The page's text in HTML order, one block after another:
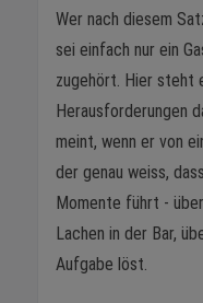
Wer nach diesem
sei einfach nur ein
zugehört. Hier steht
Herausforderungen
meint, wenn er von
der genau weiss,
Momente führt -
Lachen in der Bar,
Aufgabe löst.